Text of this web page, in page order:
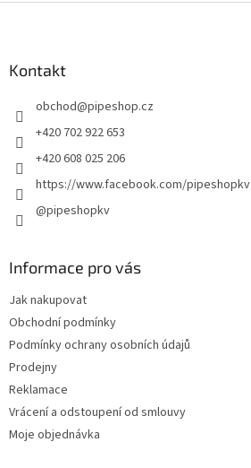
Kontakt
obchod@pipeshop.cz
+420 702 922 653
+420 608 025 206
https://www.facebook.com/pipeshopkv
@pipeshopkv
Informace pro vás
Jak nakupovat
Obchodní podmínky
Podmínky ochrany osobních údajů
Prodejny
Reklamace
Vrácení a odstoupení od smlouvy
Moje objednávka